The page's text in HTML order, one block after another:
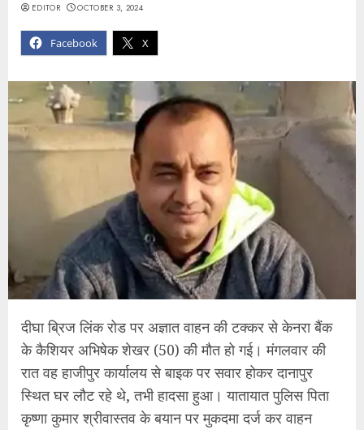
Facebook X
EDITOR OCTOBER 3, 2024
दीघा ब्रिज लिंक रोड पर अज्ञात वाहन की टक्कर से केनरा बैंक
के कैशियर अभिषेक शेखर (50) की मौत हो गई। मंगलवार की
रात वह हाजीपुर कार्यालय से बाइक पर सवार होकर दानापुर
स्थित घर लौट रहे थे, तभी हादसा हुआ। यातायात पुलिस पिता
कृष्णा कुमार श्रीवास्तव के बयान पर मुकदमा दर्ज कर वाहन